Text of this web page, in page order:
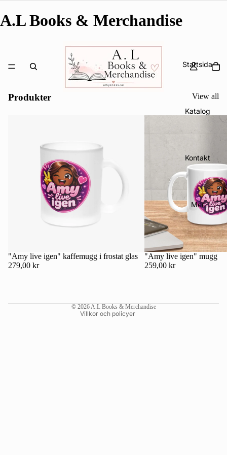
A.L Books & Merchandise
Startsida
Katalog
Kontakt
Mer
Produkter View all
"Amy live igen" kaffemugg i frostat glas
279,00 kr
"Amy live igen" mugg
259,00 kr
© 2026A.L Books & Merchandise
Villkor och policyer
Integritetspolicy
Återbetalningspolicy